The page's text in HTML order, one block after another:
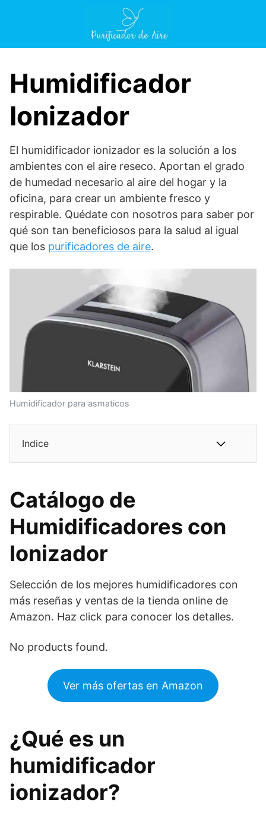
Humidificador
Ionizador
El humidificador ionizador es la solución a los
ambientes con el aire reseco. Aportan el grado
de humedad necesario al aire del hogar y la
oficina, para crear un ambiente fresco y
respirable. Quédate con nosotros para saber por
qué son tan beneficiosos para la salud al igual
que los purificadores de aire.
Humidificador para asmaticos
Indice
Catálogo de
Humidificadores con
Ionizador
Selección de los mejores humidificadores con
más reseñas y ventas de la tienda online de
Amazon. Haz click para conocer los detalles.
No products found.
Ver más ofertas en Amazon
¿Qué es un
humidificador
ionizador?